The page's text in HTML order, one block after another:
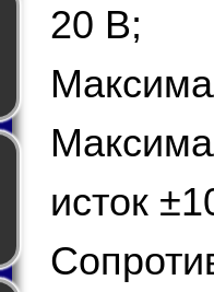
20 В;
исток